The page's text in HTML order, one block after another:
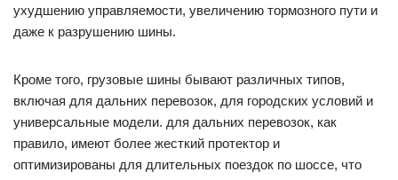
ухудшению управляемости, увеличению тормозного пути и
даже к разрушению шины.
Кроме того, грузовые шины бывают различных типов,
включая для дальних перевозок, для городских условий и
универсальные модели. для дальних перевозок, как
правило, имеют более жесткий протектор и
оптимизированы для длительных поездок по шоссе, что